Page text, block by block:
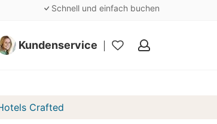
Schnell und einfach buchen
Kundenservice
Meine
Crafted